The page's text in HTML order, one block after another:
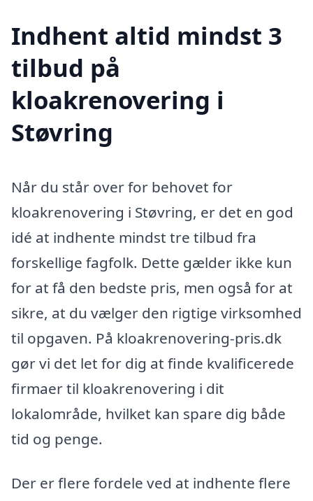
Indhent altid mindst 3
tilbud på
kloakrenovering i
Støvring
Når du står over for behovet for
kloakrenovering i Støvring, er det en god
idé at indhente mindst tre tilbud fra
forskellige fagfolk. Dette gælder ikke kun
for at få den bedste pris, men også for at
sikre, at du vælger den rigtige virksomhed
til opgaven. På kloakrenovering-pris.dk
gør vi det let for dig at finde kvalificerede
firmaer til kloakrenovering i dit
lokalområde, hvilket kan spare dig både
tid og penge.
Der er flere fordele ved at indhente flere